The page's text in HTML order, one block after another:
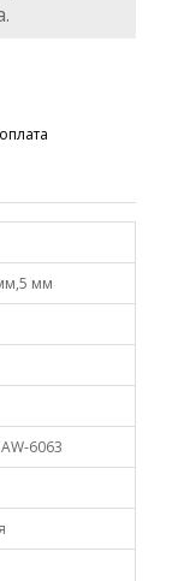
мм
6063